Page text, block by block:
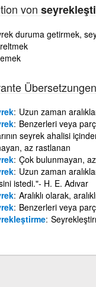
von
duruma getirmek,
Übersetzungen
Uzun zaman
Benzerleri veya
seyrek ahalisi
az rastlanan
Çok bulunmayan,
Uzun zaman
istedi."- H. E. Adıvar
Aralıklı olarak,
Benzerleri veya